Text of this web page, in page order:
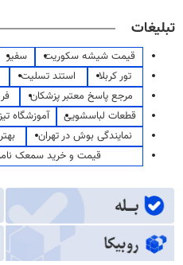
تبلیغات
قیمت شیشه سکوریت سفیر
تور کربلا
استند تسلیت
مرجع پاسخ معتبر پزشکان
قطعات لباسشویی
آموزشگاه
نمایندگی بوش در تهران
قیمت و خرید سمعک